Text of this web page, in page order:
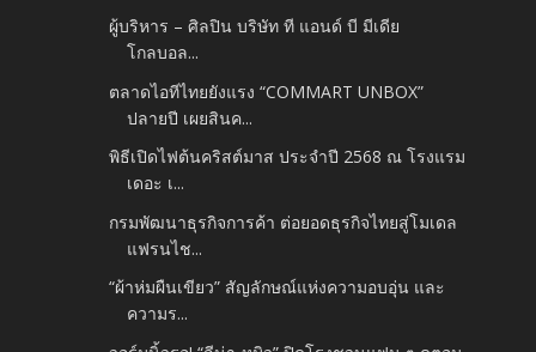
ผู้บริหาร – ศิลปิน บริษัท ที แอนด์ บี มีเดีย
โกลบอล...
ตลาดไอทีไทยยังแรง “COMMART UNBOX”
ปลายปี เผยสินค...
พิธีเปิดไฟต้นคริสต์มาส ประจำปี 2568 ณ โรงแรม
เดอะ เ...
กรมพัฒนาธุรกิจการค้า ต่อยอดธุรกิจไทยสู่โมเดล
แฟรนไช...
“ผ้าห่มผืนเขียว” สัญลักษณ์แห่งความอบอุ่น และ
ความร...